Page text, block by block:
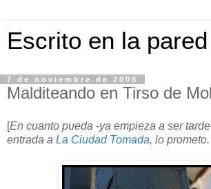
Escrito en la pared
7 de noviembre de 2008
Malditeando en Tirso de
[En cuanto pueda -ya empieza a ser
entrada a La Ciudad Tomada, lo